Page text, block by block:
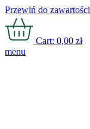
Przewiń do zawartości
Cart: 0,00 zł
menu